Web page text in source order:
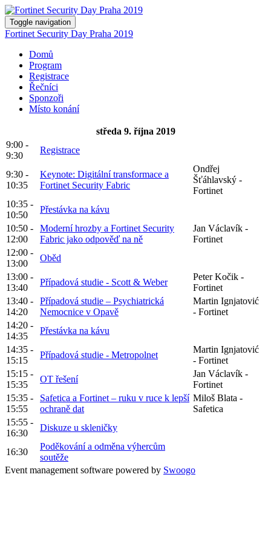
Toggle navigation
Fortinet Security Day Praha 2019
Domů
Program
Registrace
Řečníci
Sponzoři
Místo konání
středa 9. října 2019
9:00 -
9:30
Registrace
9:30 -
10:35
Keynote: Digitální transformace a
Fortinet Security Fabric
Ondřej
Šťáhlavský -
Fortinet
10:35 -
10:50
Přestávka na kávu
10:50 -
12:00
Moderní hrozby a Fortinet Security
Fabric jako odpověď na ně
Jan Václavík -
Fortinet
12:00 -
13:00
Oběd
13:00 -
13:40
Případová studie - Scott & Weber
Peter Kočik -
Fortinet
13:40 -
14:20
Případová studie – Psychiatrická
Nemocnice v Opavě
Martin Ignjatović
- Fortinet
14:20 -
14:35
Přestávka na kávu
14:35 -
15:15
Případová studie - Metropolnet
Martin Ignjatović
- Fortinet
15:15 -
15:35
OT řešení
Jan Václavík -
Fortinet
15:35 -
15:55
Safetica a Fortinet – ruku v ruce k lepší
ochraně dat
Miloš Blata -
Safetica
15:55 -
16:30
Diskuze u skleničky
16:30
Poděkování a odměna výhercům
soutěže
Event management software powered by Swoogo